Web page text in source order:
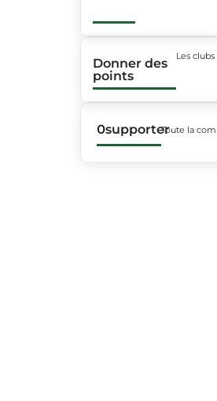
Donner des
points
Les
0supporterToute la